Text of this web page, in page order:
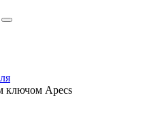
ключом Apecs